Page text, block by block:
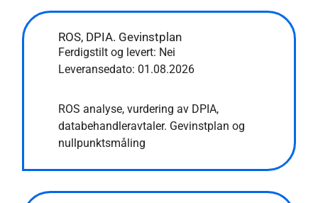
ROS, DPIA. Gevinstplan
Ferdigstilt og levert: Nei
Leveransedato: 01.08.2026
ROS analyse, vurdering av DPIA,
databehandleravtaler. Gevinstplan og
nullpunktsmåling